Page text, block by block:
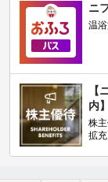
ニ
温
【
内】
株
拡